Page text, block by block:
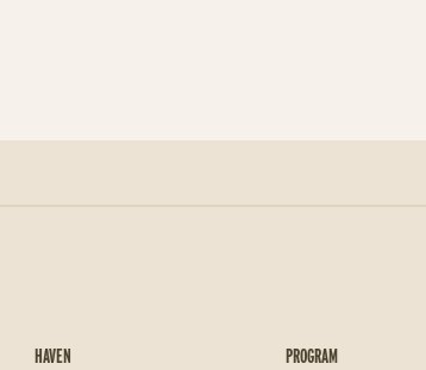
HAVEN PROGRAM